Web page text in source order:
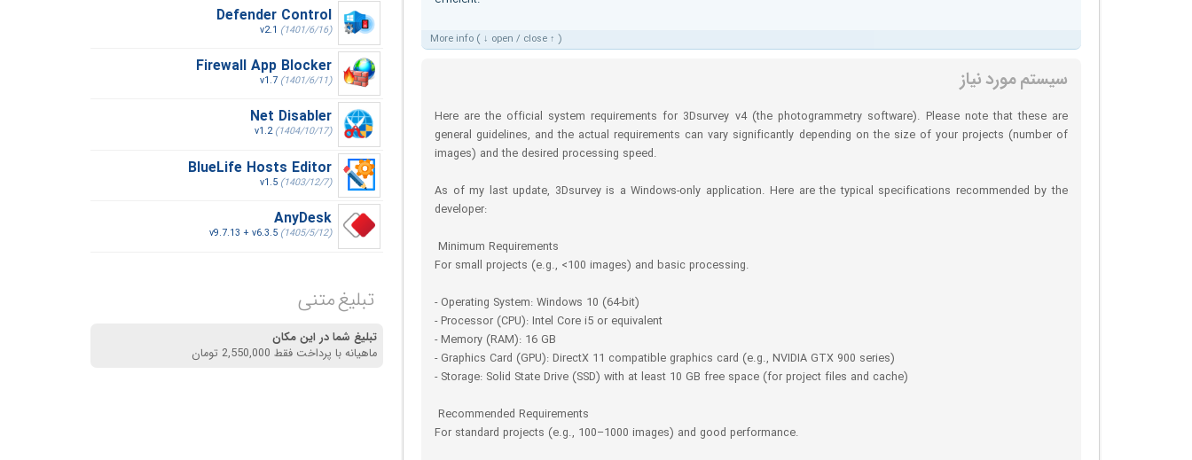
More info ( ↓ open / close ↑ )
سیستم مورد نیاز
Here are the official system requirements for 3Dsurvey v4 (the photogrammetry software). Please note that these are
general guidelines, and the actual requirements can vary significantly depending on the size of your projects (number of
images) and the desired processing speed.
As of my last update, 3Dsurvey is a Windows-only application. Here are the typical specifications recommended by the
developer:
Minimum Requirements
For small projects (e.g., <100 images) and basic processing.
- Operating System: Windows 10 (64-bit)
- Processor (CPU): Intel Core i5 or equivalent
- Memory (RAM): 16 GB
- Graphics Card (GPU): DirectX 11 compatible graphics card (e.g., NVIDIA GTX 900 series)
- Storage: Solid State Drive (SSD) with at least 10 GB free space (for project files and cache)
Recommended Requirements
For standard projects (e.g., 100–1000 images) and good performance.
Defender Control
v2.1 (1401/6/16)
Firewall App Blocker
v1.7 (1401/6/11)
Net Disabler
v1.2(1404/10/17)
BlueLife Hosts Editor
v1.5 (1403/12/7)
AnyDesk
v9.7.13 + v6.3.5 (1405/5/12)
تبلیغ متنی
تبلیغ شما در این مکان
ماهیانه با پرداخت فقط 2,550,000 تومان